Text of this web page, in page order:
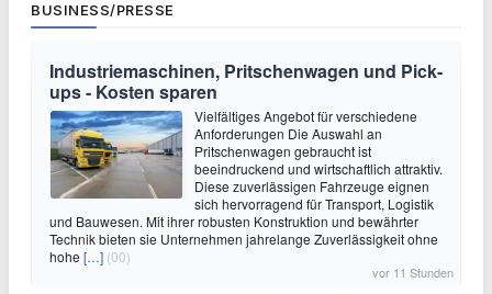
BUSINESS/PRESSE
Industriemaschinen, Pritschenwagen und Pick-
ups - Kosten sparen
Vielfältiges Angebot für verschiedene
Anforderungen Die Auswahl an
Pritschenwagen gebraucht ist
beeindruckend und wirtschaftlich attraktiv.
Diese zuverlässigen Fahrzeuge eignen
sich hervorragend für Transport, Logistik
und Bauwesen. Mit ihrer robusten Konstruktion und bewährter
Technik bieten sie Unternehmen jahrelange Zuverlässigkeit ohne
hohe […] (00)
vor 11 Stunden